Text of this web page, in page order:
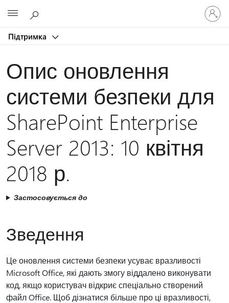
Підтримка
Увійдіть
свій
запис
Опис оновлення
системи безпеки для
SharePoint Enterprise
Server 2013: 10 квітня
2018 р.
Застосовується до
Зведення
Це оновлення системи безпеки усуває вразливості
Microsoft Office, які дають змогу віддалено виконувати
код, якщо користувач відкриє спеціально створений
файл Office. Щоб дізнатися більше про ці вразливості,